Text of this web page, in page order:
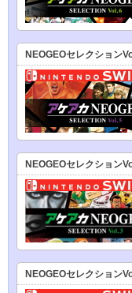
NEOGEOセレクション
NEOGEOセレクション
NEOGEOセレクション